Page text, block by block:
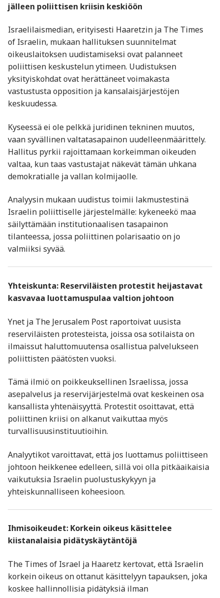
jälleen poliittisen kriisin keskiöön
Israelilaismedian, erityisesti Haaretzin ja The Times
of Israelin, mukaan hallituksen suunnitelmat
oikeuslaitoksen uudistamiseksi ovat palanneet
poliittisen keskustelun ytimeen. Uudistuksen
yksityiskohdat ovat herättäneet voimakasta
vastustusta opposition ja kansalaisjärjestöjen
keskuudessa.
Kyseessä ei ole pelkkä juridinen tekninen muutos,
vaan syvällinen valtatasapainon uudelleenmäärittely.
Hallitus pyrkii rajoittamaan korkeimman oikeuden
valtaa, kun taas vastustajat näkevät tämän uhkana
demokratialle ja vallan kolmijaolle.
Analyysin mukaan uudistus toimii lakmustestinä
Israelin poliittiselle järjestelmälle: kykeneekö maa
säilyttämään institutionaalisen tasapainon
tilanteessa, jossa poliittinen polarisaatio on jo
valmiiksi syvää.
Yhteiskunta: Reserviläisten protestit heijastavat
kasvavaa luottamuspulaa valtion johtoon
Ynet ja The Jerusalem Post raportoivat uusista
reserviläisten protesteista, joissa osa sotilaista on
ilmaissut haluttomuutensa osallistua palvelukseen
poliittisten päätösten vuoksi.
Tämä ilmiö on poikkeuksellinen Israelissa, jossa
asepalvelus ja reservijärjestelmä ovat keskeinen osa
kansallista yhtenäisyyttä. Protestit osoittavat, että
poliittinen kriisi on alkanut vaikuttaa myös
turvallisuusinstituutioihin.
Analyytikot varoittavat, että jos luottamus poliittiseen
johtoon heikkenee edelleen, sillä voi olla pitkäaikaisia
vaikutuksia Israelin puolustuskykyyn ja
yhteiskunnalliseen koheesioon.
Ihmisoikeudet: Korkein oikeus käsittelee
kiistanalaisia pidätyskäytäntöjä
The Times of Israel ja Haaretz kertovat, että Israelin
korkein oikeus on ottanut käsittelyyn tapauksen, joka
koskee hallinnollisia pidätyksiä ilman